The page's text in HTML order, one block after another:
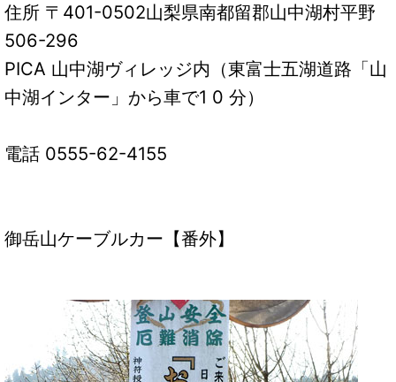
住所 〒401-0502山梨県南都留郡山中湖村平野
506-296
PICA 山中湖ヴィレッジ内（東富士五湖道路「山
中湖インター」から車で1 0 分）
電話 0555-62-4155
御岳山ケーブルカー【番外】